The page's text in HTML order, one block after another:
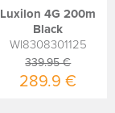
Luxilon 4G 200m
Black
WI8308301125
339.95 €
289.9 €